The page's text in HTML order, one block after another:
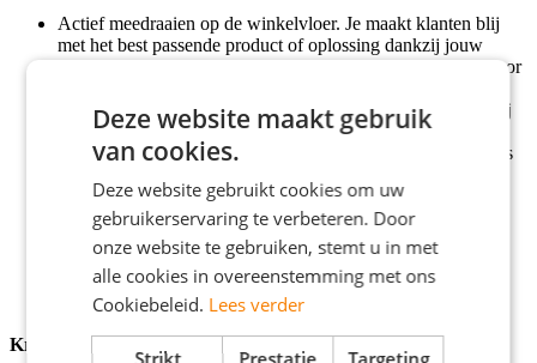
Actief meedraaien op de winkelvloer. Je maakt klanten blij
met het best passende product of oplossing dankzij jouw
specialistische (product)kennis. Zo ben jij een voorbeeld voor
Het aanspreekpunt zijn voor je collega’s op de werkvloer bij
problemen en complexe klantvragen.
Inwerken, aansturen, coachen en begeleiden van je collega’s
collega’s beter te worden in hun werk.
Samen met jouw team denk je actief mee om de Coolblue-
winkel iedere dag een beetje beter te maken en deel jij jouw
ideeën met de (Assistent) Storemanager.
Krijgen
Deze website maakt gebruik
van cookies.
Deze website gebruikt cookies om uw
gebruikerservaring te verbeteren. Door
onze website te gebruiken, stemt u in met
alle cookies in overeenstemming met ons
Cookiebeleid. Lees verder
Strikt Prestatie Targeting